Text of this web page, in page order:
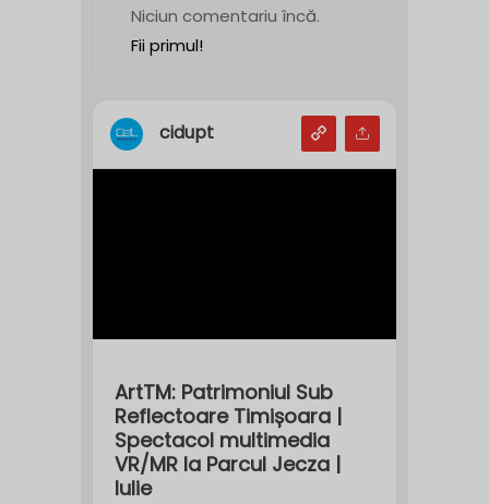
Niciun comentariu încă.
Fii primul!
cidupt
ArtTM: Patrimoniul Sub
Reflectoare Timișoara |
Spectacol multimedia
VR/MR la Parcul Jecza |
Iulie